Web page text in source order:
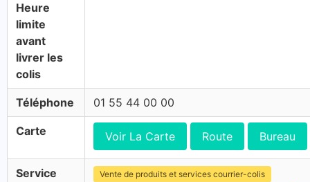
Heure
limite
avant
livrer les
colis
Téléphone 01 55 44 00 00
Carte Voir La Carte Route Bureau
Service
Vente de produits et services courrier-colis